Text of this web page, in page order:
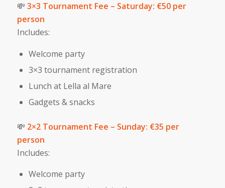
💸 3×3 Tournament Fee – Saturday: €50 per
person
Includes:
Welcome party
3×3 tournament registration
Lunch at Lella al Mare
Gadgets & snacks
💸 2×2 Tournament Fee – Sunday: €35 per
person
Includes:
Welcome party